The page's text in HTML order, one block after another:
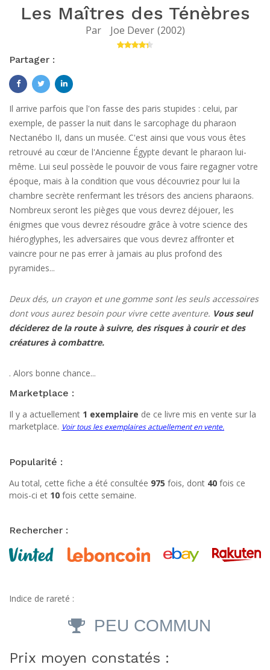
Les Maîtres des Ténèbres
Par Joe Dever (2002)
Partager :
Il arrive parfois que l'on fasse des paris stupides : celui, par
exemple, de passer la nuit dans le sarcophage du pharaon
Nectanébo II, dans un musée. C'est ainsi que vous vous êtes
retrouvé au cœur de l'Ancienne Égypte devant le pharaon lui-
même. Lui seul possède le pouvoir de vous faire regagner votre
époque, mais à la condition que vous découvriez pour lui la
chambre secrète renfermant les trésors des anciens pharaons.
Nombreux seront les pièges que vous devrez déjouer, les
énigmes que vous devrez résoudre grâce à votre science des
hiéroglyphes, les adversaires que vous devrez affronter et
vaincre pour ne pas errer à jamais au plus profond des
pyramides...
Deux dés, un crayon et une gomme sont les seuls accessoires
dont vous aurez besoin pour vivre cette aventure. Vous seul
déciderez de la route à suivre, des risques à courir et des
créatures à combattre.
. Alors bonne chance...
Marketplace :
Il y a actuellement 1 exemplaire de ce livre mis en vente sur la
marketplace. Voir tous les exemplaires actuellement en vente.
Popularité :
Au total, cette fiche a été consultée 975 fois, dont 40 fois ce
mois-ci et 10 fois cette semaine.
Rechercher :
Indice de rareté :
PEU COMMUN
Prix moyen constatés :